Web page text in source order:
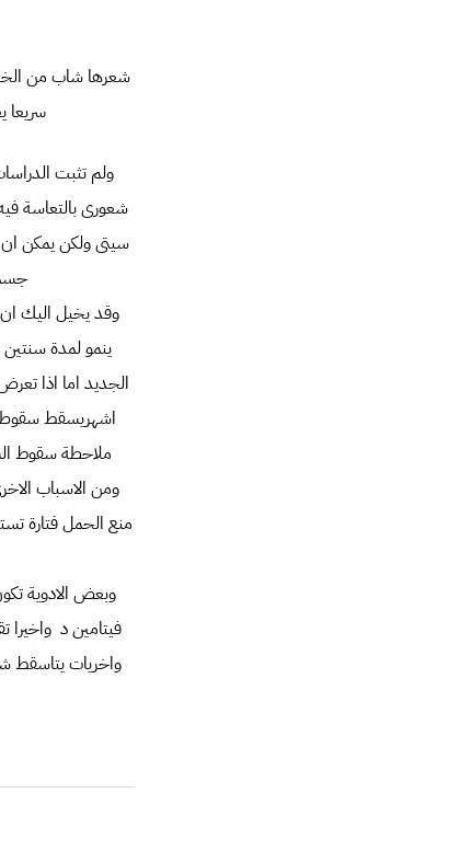
شعرها شاب من
سريعا
ولم تثبت
شعورى بالتعاسة
سيتى ولكن يمكن ان
وقد يخيل اليك
ينمو لمدة
الجديد اما اذا
اشهريسقط سقوطا
ملاحطة سقوط
ومن الاسباب
منع الحمل فتارة
وبعض الادوية
فيتامين د
واخريات يتاسقط